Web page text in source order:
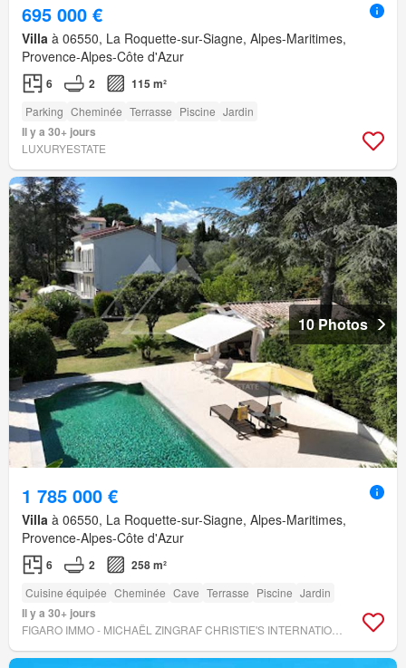
695 000 €
Villa à 06550, La Roquette-sur-Siagne, Alpes-Maritimes,
Provence-Alpes-Côte d'Azur
6 2 115 m²
Parking Cheminée Terrasse Piscine Jardin
Il y a 30+ jours
LUXURYESTATE
10 Photos
1 785 000 €
Villa à 06550, La Roquette-sur-Siagne, Alpes-Maritimes,
Provence-Alpes-Côte d'Azur
6 2 258 m²
Cuisine équipée Cheminée Cave Terrasse Piscine Jardin
Il y a 30+ jours